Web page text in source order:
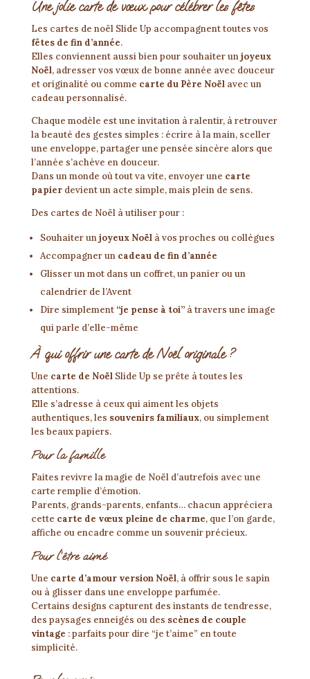
Une jolie carte de vœux pour célébrer les fêtes
Les cartes de noël Slide Up accompagnent toutes vos
fêtes de fin d’année.
Elles conviennent aussi bien pour souhaiter unjoyeux
Noël, adresser vos vœux de bonne année avec douceur
et originalité ou comme carte du Père Noëlavec un
cadeau personnalisé.
Chaque modèle est une invitation à ralentir, à retrouver
la beauté des gestes simples : écrire à la main, sceller
une enveloppe, partager une pensée sincère alors que
l’année s’achève en douceur.
Dans un monde où tout va vite, envoyer une carte
papierdevient un acte simple, mais plein de sens.
Des cartes de Noël à utiliser pour :
Souhaiter unjoyeux Noëlà vos proches ou collègues
Accompagner un cadeau de fin d’année
Glisser un mot dans un coffret, un panier ou un
calendrier de l’Avent
Dire simplement“je pense à toi”à travers une image
qui parle d’elle-même
À qui offrir une carte de Noël originale ?
Une carte de NoëlSlide Up se prête à toutes les
attentions.
Elle s’adresse à ceux qui aiment les objets
authentiques, les souvenirs familiaux, ou simplement
les beaux papiers.
Pour la famille
Faites revivre la magie de Noël d’autrefois avec une
carte remplie d’émotion.
Parents, grands-parents, enfants… chacun appréciera
cette carte de vœux pleine de charme, que l’on garde,
affiche ou encadre comme un souvenir précieux.
Pour l’être aimé
Une carte d’amour version Noël, à offrir sous le sapin
ou à glisser dans une enveloppe parfumée.
Certains designs capturent des instants de tendresse,
des paysages enneigés ou des scènes de couple
vintage : parfaits pour dire “je t’aime” en toute
simplicité.